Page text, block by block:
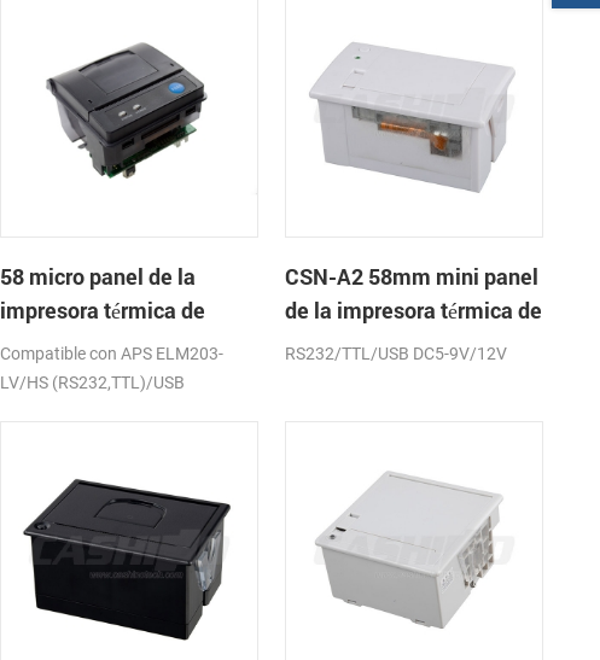
58 micro panel de la
impresora térmica de
recibos CSN-A1K
Compatible con APS ELM203-
LV/HS (RS232,TTL)/USB
CSN-A2 58mm mini panel
de la impresora térmica de
recibos
RS232/TTL/USB DC5-9V/12V